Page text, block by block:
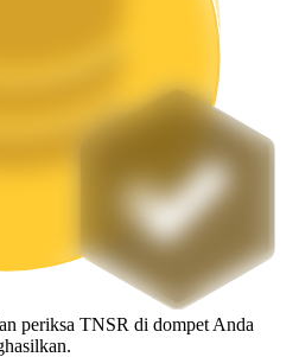
token populer
periksa TNSR di dompet Anda